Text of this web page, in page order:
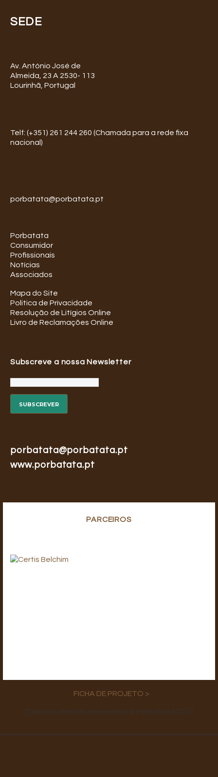
SEDE
Av. António José de
Almeida, 23 A 2530- 113
Lourinhã, Portugal
Telf: (+351) 261 244 260 (Chamada para a rede fixa
nacional)
porbatata@porbatata.pt
Porbatata
Consumidor
Profissionais
Notícias
Associados
Mapa do Site
Politica de Privacidade
Resolução de Litígios Online
Livro de Reclamações Online
Subscreve a nossa Newsletter
porbatata@porbatata.pt
www.porbatata.pt
PARCEIROS
FICHA DE PROJETO >
Todos os direitos reservados à Porbatata 2017